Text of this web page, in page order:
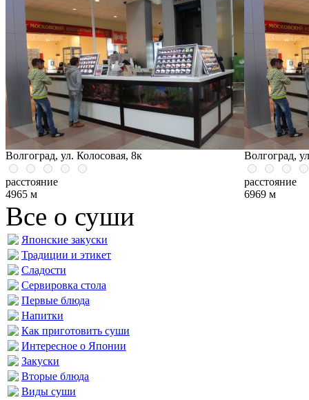
Волгоград, ул. Колосовая, 8к
расстояние
4965 м
Волгоград,
расстояние
6969 м
Все о суши
Японские закуски
Традиции и этикет
Сладости
Сервировка стола
Первые блюда
Напитки
Как приготовить суши
Интересное о Японии
Закуски
Вторые блюда
Виды суши